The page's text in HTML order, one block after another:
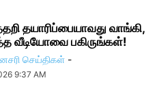
தயாரிப்பையாவது வாங்கி,
வீடியோவை பகிருங்கள்!
செய்திகள் -
9:37 AM